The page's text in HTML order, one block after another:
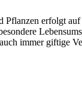
erfolgt
immer giftige